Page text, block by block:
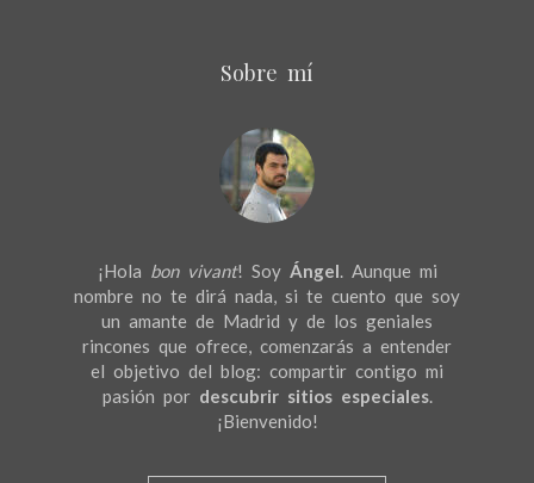
Sobre mí
¡Hola bon vivant! Soy Ángel. Aunque mi
nombre no te dirá nada, si te cuento que soy
un amante de Madrid y de los geniales
rincones que ofrece, comenzarás a entender
el objetivo del blog: compartir contigo mi
pasión por descubrir sitios especiales.
¡Bienvenido!